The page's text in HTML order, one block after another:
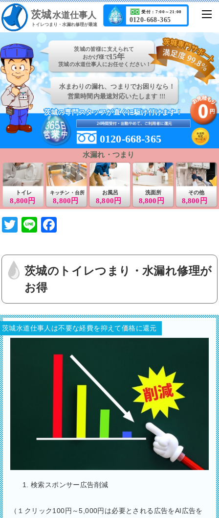
茨城水道仕事人
トイレつまり・水漏れ修理が最速
0120-668-365
受付：7:00～21:00
茨城の皆様に支えられて
おかげ様で15年
茨城の水道仕事人にお任せください！
水まわりの漏れ、つまりでお困りなら！
営業時間内最速対応いたします !!!
0120-668-365
茨城の専門スタッフが直ぐに駆け付けます！
茨城の専門スタッフが直ぐに駆け付けます！
8,800円
トイレ
8,800円
キッチン・台所 お風呂
8,800円
洗面所
8,800円
その他
8,800円
水漏れ・つまり
T
tt
er
Li
e c
e
o
o
k
茨城のトイレつまり・水漏れ修理が
お得
茨城水道仕事人は不要な経費を抑えて価格に還元
検索スポンサー広告削減
（１クリック100円～5,000円は必要とされる広告をAI広告を